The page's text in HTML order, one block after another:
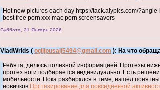
Hot new pictures each day https://tack.alypics.com/
best free porn xxx mac porn screensavors
Суббота, 31 Январь 2026
VladWrids ( ogijipusaji5494@gmail.com ): На что
Ребята, делюсь полезной информацией. Протезы
протез ноги подбирается индивидуально. Есть
мобильности. Пока разбирался в теме, нашёл
новичков Протезирование для повседневной